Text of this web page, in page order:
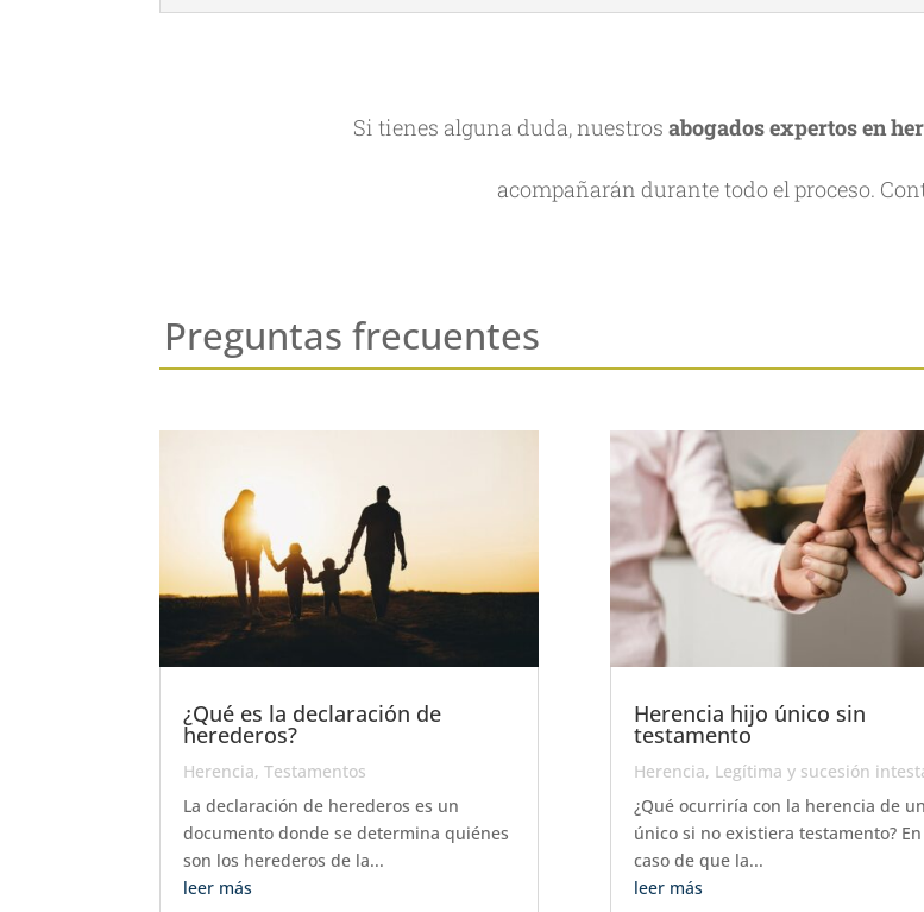
Si tienes alguna duda, nuestros abogados expertos en
acompañarán durante todo el proceso.
Preguntas frecuentes
¿Qué es la declaración de
herederos?
Herencia,Testamentos
La declaración de herederos es un
documento donde se determina quiénes
son los herederos de la...
leer más
Herencia hijo único sin
testamento
Herencia, Legítima y sucesión
¿Qué ocurriría con la herencia de
único si no existiera testamento?
caso de que la...
leer más